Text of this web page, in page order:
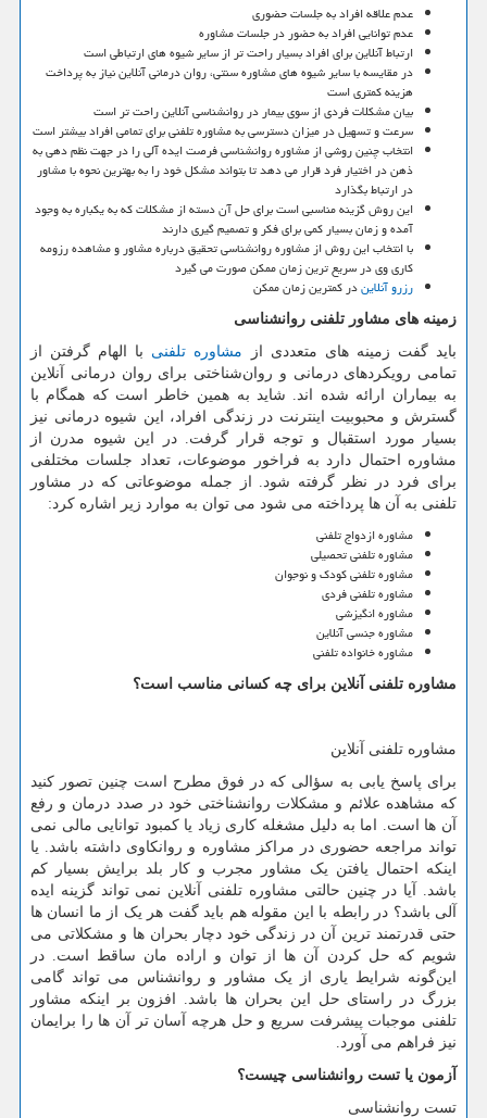
عدم علاقه افراد به جلسات حضوری
عدم توانایی افراد به حضور در جلسات مشاوره
ارتباط آنلاین برای افراد بسیار راحت تر از سایر شیوه های ارتباطی است
در مقایسه با سایر شیوه های مشاوره سنتی، روان درمانی آنلاین نیاز به پرداخت
هزینه کمتری است
بیان مشکلات فردی از سوی بیمار در روانشناسی آنلاین راحت تر است
سرعت و تسهیل در میزان دسترسی به مشاوره تلفنی برای تمامی افراد بیشتر است
انتخاب چنین روشی از مشاوره روانشناسی فرصت ایده آلی را در جهت نظم دهی به
ذهن در اختیار فرد قرار می دهد تا بتواند مشکل خود را به بهترین نحوه با مشاور
در ارتباط بگذارد
این روش گزینه مناسبی است برای حل آن دسته از مشکلات که به یکباره به وجود
آمده و زمان بسیار کمی برای فکر و تصمیم گیری دارند
با انتخاب این روش از مشاوره روانشناسی تحقیق درباره مشاور و مشاهده رزومه
کاری وی در سریع ترین زمان ممکن صورت می گیرد
رزرو آنلایندر کمترین زمان ممکن
زمینه های مشاور تلفنی روانشناسی
باید گفت زمینه های متعددی از مشاوره تلفنی با الهام گرفتن از
تمامی رویکردهای درمانی و روان‌شناختی برای روان درمانی آنلاین
به بیماران ارائه شده اند. شاید به همین خاطر است که همگام با
گسترش و محبوبیت اینترنت در زندگی افراد، این شیوه درمانی نیز
بسیار مورد استقبال و توجه قرار گرفت. در این شیوه مدرن از
مشاوره احتمال دارد به فراخور موضوعات، تعداد جلسات مختلفی
برای فرد در نظر گرفته شود. از جمله موضوعاتی که در مشاور
تلفنی به آن ها پرداخته می شود می توان به موارد زیر اشاره کرد:
مشاوره ازدواج تلفنی
مشاوره تلفنی تحصیلی
مشاوره تلفنی کودک و نوجوان
مشاوره تلفنی فردی
مشاوره انگیزشی
مشاوره جنسی آنلاین
مشاوره خانواده تلفنی
مشاوره تلفنی آنلاین برای چه کسانی مناسب است؟
مشاوره تلفنی آنلاین
برای پاسخ یابی به سؤالی که در فوق مطرح است چنین تصور کنید
که مشاهده علائم و مشکلات روانشناختی خود در صدد درمان و رفع
آن ها است. اما به دلیل مشغله کاری زیاد یا کمبود توانایی مالی نمی
تواند مراجعه حضوری در مراکز مشاوره و روانکاوی داشته باشد. یا
اینکه احتمال یافتن یک مشاور مجرب و کار بلد برایش بسیار کم
باشد. آیا در چنین حالتی مشاوره تلفنی آنلاین نمی تواند گزینه ایده
آلی باشد؟ در رابطه با این مقوله هم باید گفت هر یک از ما انسان ها
حتی قدرتمند ترین آن در زندگی خود دچار بحران ها و مشکلاتی می
شویم که حل کردن آن ها از توان و اراده مان ساقط است. در
این‌گونه شرایط یاری از یک مشاور و روانشناس می تواند گامی
بزرگ در راستای حل این بحران ها باشد. افزون بر اینکه مشاور
تلفنی موجبات پیشرفت سریع و حل هرچه آسان تر آن ها را برایمان
نیز فراهم می آورد.
آزمون یا تست روانشناسی چیست؟
تست روانشناسی